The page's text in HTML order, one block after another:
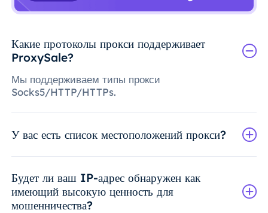
Какие протоколы прокси поддерживает
ProxySale?
Мы поддерживаем типы прокси
Socks5/HTTP/HTTPs.
У вас есть список местоположений прокси?
Будет ли ваш IP-адрес обнаружен как
имеющий высокую ценность для
мошенничества?